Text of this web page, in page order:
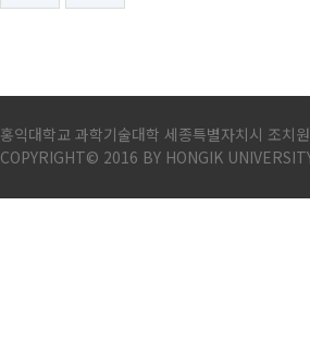
홍익대학교 과학기술대학 세종특별자치시 조
COPYRIGHT© 2016 BY HONGIK